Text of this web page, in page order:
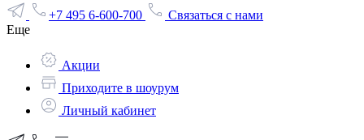
+7 495 6-600-700
Связаться с нами
Еще
Акции
Приходите в шоурум
Личный кабинет